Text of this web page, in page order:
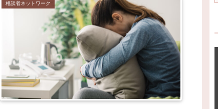
相談者ネットワーク